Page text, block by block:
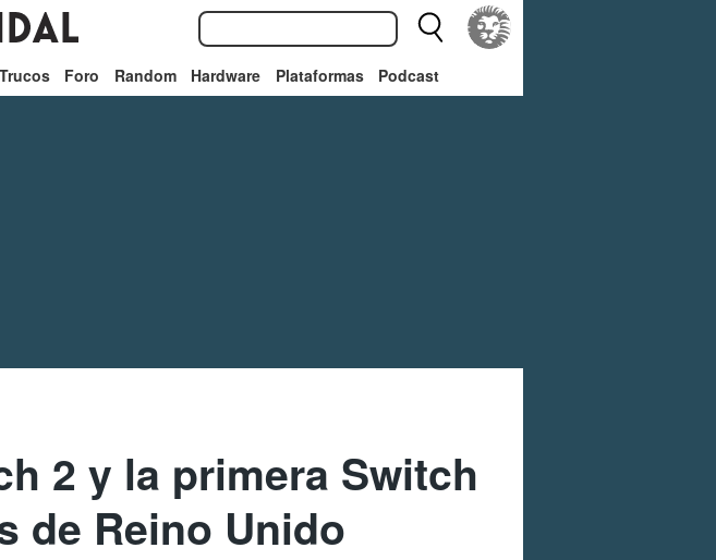
Trucos Foro Random Hardware Plataformas Podcast
2 y la primera Switch
de Reino Unido